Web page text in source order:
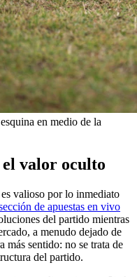
en medio de la
valor oculto
valioso por lo inmediato
de apuestas en vivo
del partido mientras
a menudo dejado de
más sentido: no se trata de
del partido.